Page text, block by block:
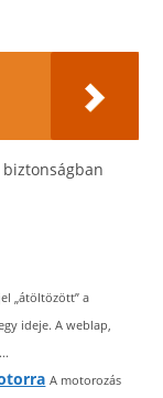
„átöltözött” a
ideje. A weblap,
A motorozás